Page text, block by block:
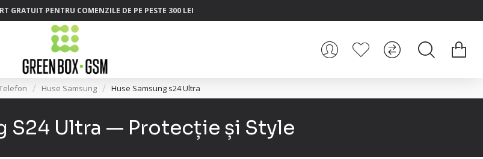
GRATUIT PENTRU COMENZILE DE PE PESTE 300 LEI
Huse Samsung Huse Samsung s24 Ultra
S24 Ultra — Protecție și Style